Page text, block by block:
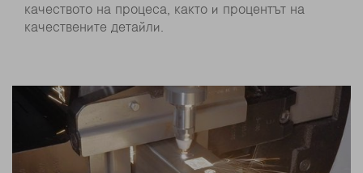
качеството на процеса, както и процентът на
качествените детайли.